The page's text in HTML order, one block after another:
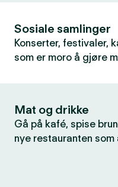
Sosiale samlinger
Konserter, festivaler,
som er moro å gjøre
Mat og drikke
Gå på kafé, spise
nye restauranten